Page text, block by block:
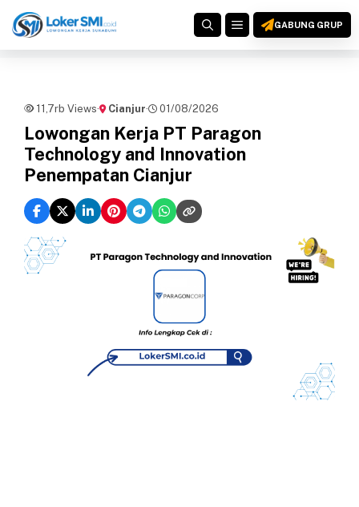
ke
MENUGABUNG GRUP
11,7rb Views· Cianjur· 01/08/2026
Lowongan Kerja PT Paragon
Technology and Innovation
Penempatan Cianjur